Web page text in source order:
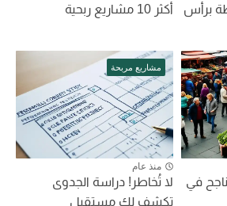
برأس
أكثر 10 مشاريع ربحية
في
مشاريع مربحة
منذ عام
لا تُخاطر! دراسة الجدوى
تكشف لك مستقبل